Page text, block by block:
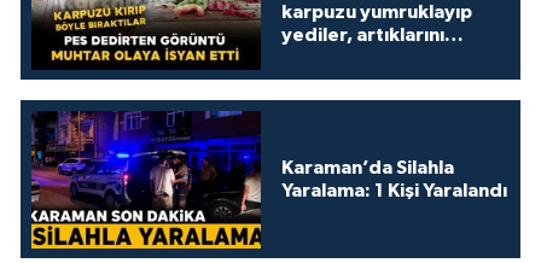
karpuzu yumruklayıp
yediler, artıklarını
Karaman’da Silahla
Yaralama: 1 Kişi Yaralandı